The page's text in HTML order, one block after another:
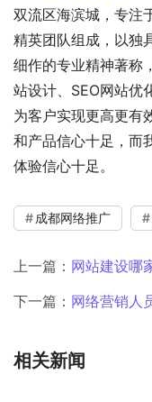
双流区海滨城，专注
精英团队组成，以独
细作的专业精神著称
站设计、SEO网站优
为客户实现更高更有
和产品信心十足，而
体验信心十足。
成都网络推广
上一篇： 网站建设哪
下一篇： 网络营销人
相关新闻